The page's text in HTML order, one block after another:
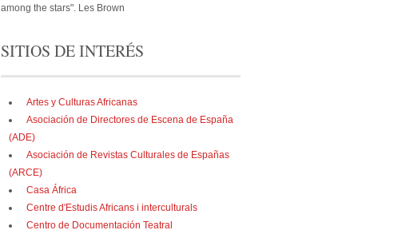
among the stars". Les Brown
SITIOS DE INTERÉS
Artes y Culturas Africanas
Asociación de Directores de Escena de España
(ADE)
Asociación de Revistas Culturales de Españas
(ARCE)
Casa África
Centre d'Estudis Africans i interculturals
Centro de Documentación Teatral